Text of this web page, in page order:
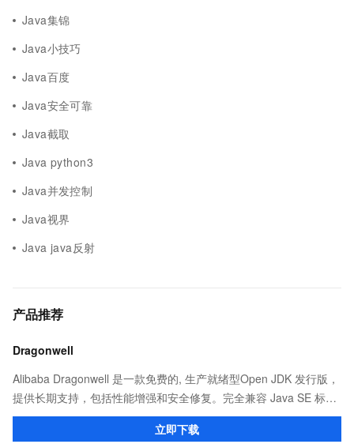
Java集锦
Java小技巧
Java百度
Java安全可靠
Java截取
Java python3
Java并发控制
Java视界
Java java反射
产品推荐
Dragonwell
Alibaba Dragonwell 是一款免费的, 生产就绪型Open JDK 发行版，
提供长期支持，包括性能增强和安全修复。完全兼容 Java SE 标
准，您可以在任何常用操作系统（包括 Linux、Windows 和
macOS）上开发 Java 应用程序。立即下载